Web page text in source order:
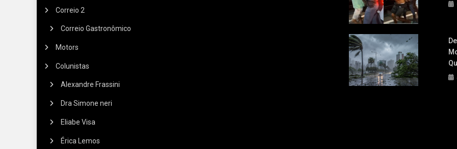
Correio 2
Correio Gastronômico
Motors
Colunistas
Alexandre Frassini
Dra Simone neri
Eliabe Visa
Érica Lemos